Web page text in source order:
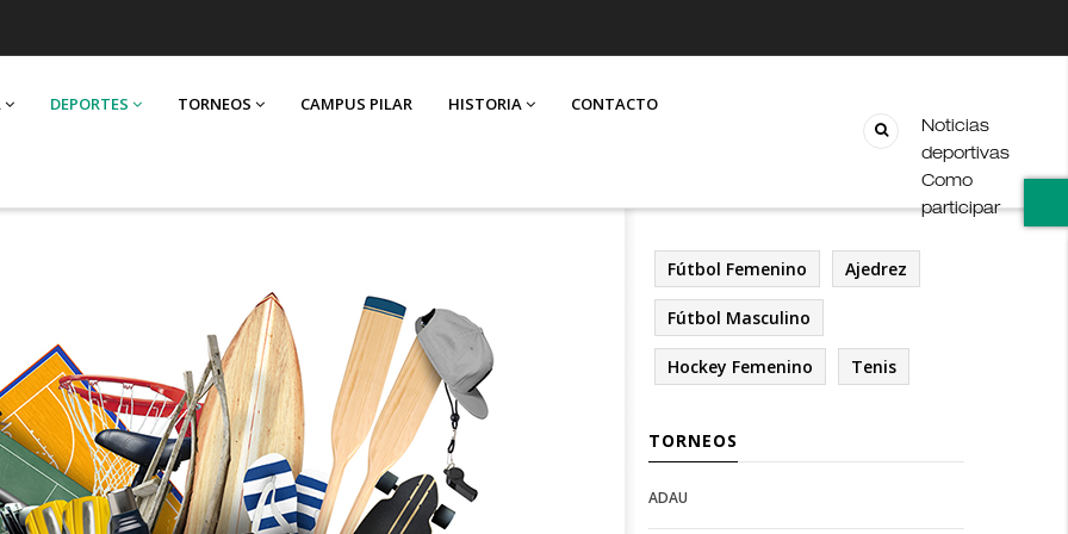
DEPORTES TORNEOS CAMPUS PILAR HISTORIA CONTACTO
Noticias
deportivas
Como
participar
Fútbol Femenino Ajedrez
Fútbol Masculino
Hockey Femenino Tenis
TORNEOS
Open
Deportes
Open
configuration
ADAU